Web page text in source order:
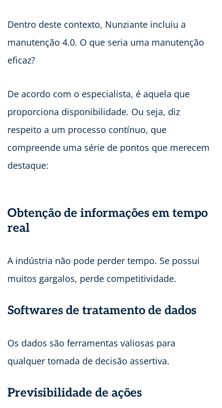
Dentro deste contexto, Nunziante incluiu a
manutenção 4.0. O que seria uma manutenção
eficaz?
De acordo com o especialista, é aquela que
proporciona disponibilidade. Ou seja, diz
respeito a um processo contínuo, que
compreende uma série de pontos que merecem
destaque:
Obtenção de informações em tempo
real
A indústria não pode perder tempo. Se possui
muitos gargalos, perde competitividade.
Softwares de tratamento de dados
Os dados são ferramentas valiosas para
qualquer tomada de decisão assertiva.
Previsibilidade de ações